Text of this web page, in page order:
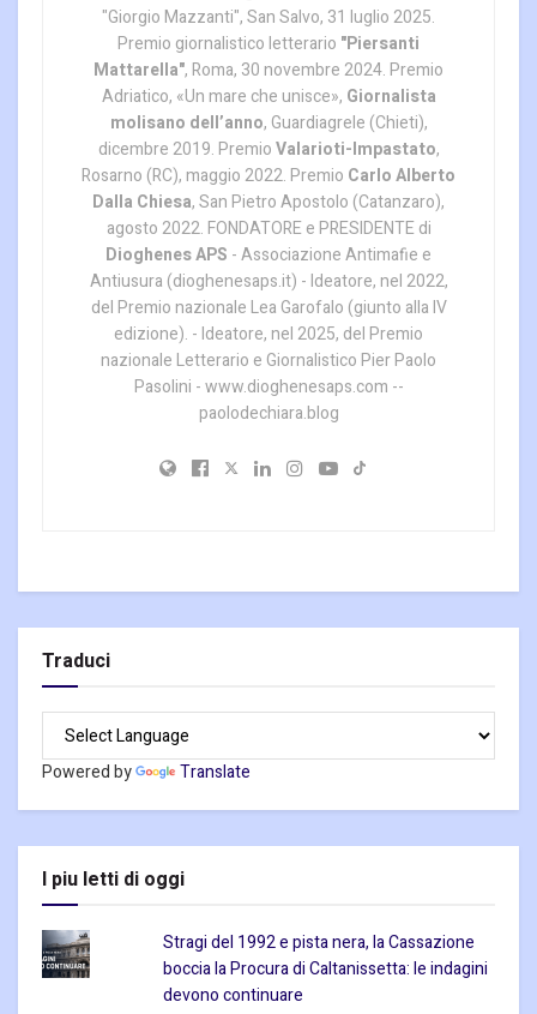
"Giorgio Mazzanti", San Salvo, 31 luglio 2025.
Premio giornalistico letterario "Piersanti
Mattarella", Roma, 30 novembre 2024. Premio
Adriatico, «Un mare che unisce», Giornalista
molisano dell’anno, Guardiagrele (Chieti),
dicembre 2019. PremioValarioti-Impastato,
Rosarno (RC), maggio 2022. Premio Carlo Alberto
Dalla Chiesa, San Pietro Apostolo (Catanzaro),
agosto 2022. FONDATORE e PRESIDENTE di
Dioghenes APS - Associazione Antimafie e
Antiusura (dioghenesaps.it) - Ideatore, nel 2022,
del Premio nazionale Lea Garofalo (giunto alla IV
edizione). - Ideatore, nel 2025, del Premio
nazionale Letterario e Giornalistico Pier Paolo
Pasolini - www.dioghenesaps.com --
paolodechiara.blog
Traduci
Powered by Translate
I piu letti di oggi
Stragi del 1992 e pista nera, la Cassazione
boccia la Procura di Caltanissetta: le indagini
devono continuare